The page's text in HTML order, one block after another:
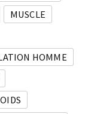
MUSCLE
HOMME